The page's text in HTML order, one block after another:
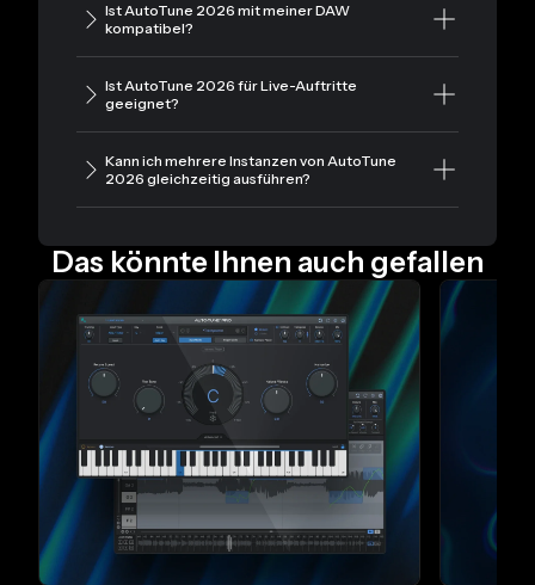
Ist AutoTune 2026 mit meiner DAW
kompatibel?
Ist AutoTune 2026 für Live-Auftritte
geeignet?
Kann ich mehrere Instanzen von AutoTune
2026 gleichzeitig ausführen?
Das könnte Ihnen auch gefallen
Folie 1 von 4